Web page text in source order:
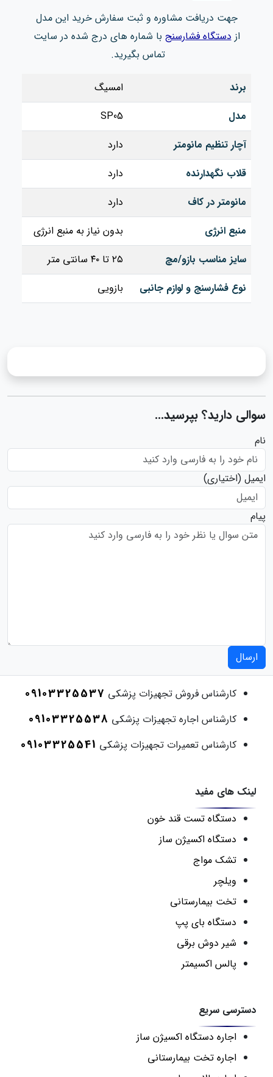
جهت دریافت مشاوره و ثبت سفارش خرید این مدل
ازدستگاه فشارسنج با شماره های درج شده در سایت
تماس بگیرید.
برند
امسیگ
مدل
SP05
آچار تنظیم مانومتر
دارد
قلاب نگهدارنده
دارد
مانومتر در کاف
دارد
منبع انرژی
بدون نیاز به منبع انرژی
سایز مناسب بازو/مچ
۲۵ تا ۴۰ سانتی متر
نوع فشارسنج و لوازم جانبی
بازویی
سوالی دارید؟ بپرسید...
نام
ایمیل (اختیاری)
پیام
ارسال
کارشناس فروش تجهیزات پزشکی 09103325537
کارشناس اجاره تجهیزات پزشکی 09103325538
کارشناس تعمیرات تجهیزات پزشکی 09103325541
لینک های مفید
دستگاه تست قند خون
دستگاه اکسیژن ساز
تشک مواج
ویلچر
تخت بیمارستانی
دستگاه بای پپ
شیر دوش برقی
پالس اکسیمتر
دسترسی سریع
اجاره دستگاه اکسیژن ساز
اجاره تخت بیمارستانی